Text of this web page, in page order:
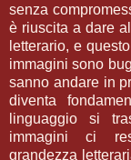
senza
è riuscita a dare
letterario, e
immagini sono
sanno andare in
diventa
linguaggio si
immagini ci
grandezza